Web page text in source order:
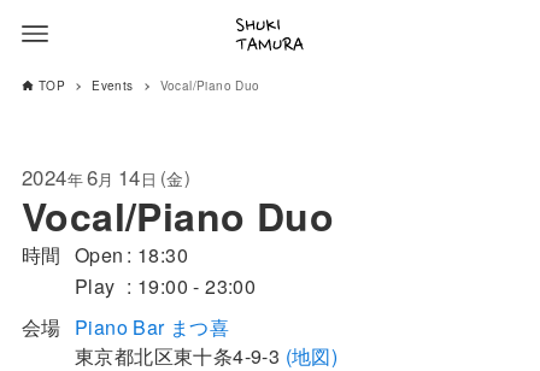
TOP Events Vocal/Piano Duo
2024年6月 14日 (金)
Vocal/Piano Duo
時間 Open
18:30
Play
19:00 - 23:00
会場 Piano Bar まつ喜
東京都北区東十条4-9-3 (地図)